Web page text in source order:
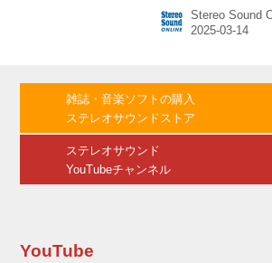
に広色域で再現できる
特性を最大限に引き出
語性のある表現を実現
表現、光の階調の細や
Stereo Sound
雑誌・音楽ソフトの購入
ステレオサウンドストア
ステレオサウンド
YouTubeチャンネル
YouTube